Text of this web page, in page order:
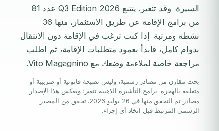
السيرة، وقد تتغير. يتتبع 2026 Q3 Edition عدد 81
من برامج الإقامة عن طريق الاستثمار، منها 36
نشطة ومرتبة. إذا كنت ترغب في الإقامة دون الانتقال
بدوام كامل، فابدأ بعمود متطلبات الإقامة، ثم اطلب
مراجعة خاصة لملاءمة وضعك مع Vito Magagnino.
بحث مقارن من مصادر رسمية، وليس نصيحة قانونية أو ضريبية أو
متعلقة بالهجرة. برامج التأشيرة الذهبية تتغير؛ ويعكس هذا الإصدار
مصادر تم التحقق منها في 26 يوليو 2026. تحقق من المصدر
الرسمي المرتبط قبل اتخاذ أي إجراء.